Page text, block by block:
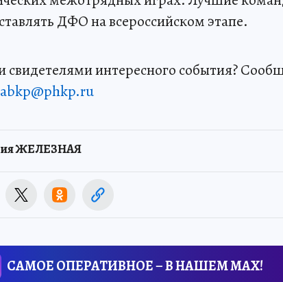
ДФО на всероссийском этапе.
свидетелями интересного события?
ЖЕЛЕЗНАЯ
САМОЕ ОПЕРАТИВНОЕ – В НАШЕМ MAX!